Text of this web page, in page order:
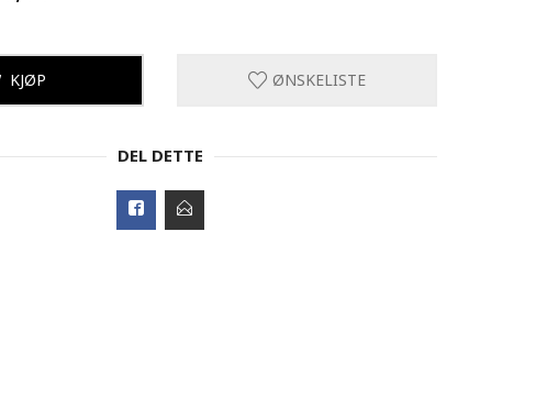
KJØP ØNSKELISTE
DEL DETTE